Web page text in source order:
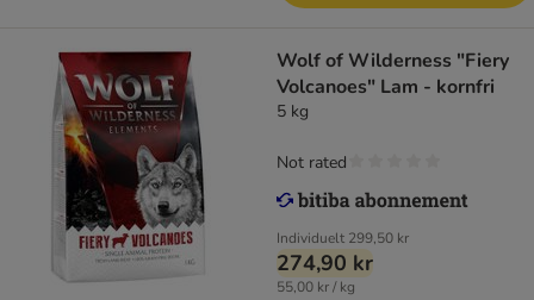
Wolf of Wilderness "Fiery
Volcanoes" Lam - kornfri
5 kg
Individuelt 299,50 kr
274,90 kr
55,00 kr / kg
Not rated